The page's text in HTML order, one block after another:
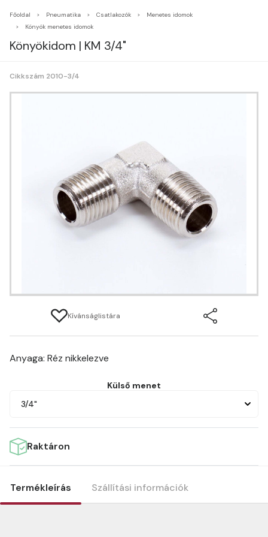
Főoldal Pneumatika Csatlakozók
Menetes idomok
Könyök menetes idomok
Könyökidom | KM 3/4"
Cikkszám 2010-3/4
Kívánságlistára
Anyaga: Réz nikkelezve
Külső menet
3/4"
Raktáron
Termékleírás Szállítási információk